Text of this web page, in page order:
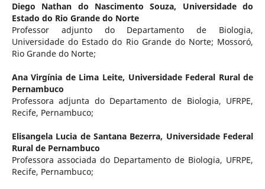
Diego Nathan do Nascimento Souza, Universidade do
Estado do Rio Grande do Norte
Professor adjunto do Departamento de Biologia,
Universidade do Estado do Rio Grande do Norte; Mossoró,
Rio Grande do Norte;
Ana Virgínia de Lima Leite, Universidade Federal Rural de
Pernambuco
Professora adjunta do Departamento de Biologia, UFRPE,
Recife, Pernambuco;
Elisangela Lucia de Santana Bezerra, Universidade Federal
Rural de Pernambuco
Professora associada do Departamento de Biologia, UFRPE,
Recife, Pernambuco;